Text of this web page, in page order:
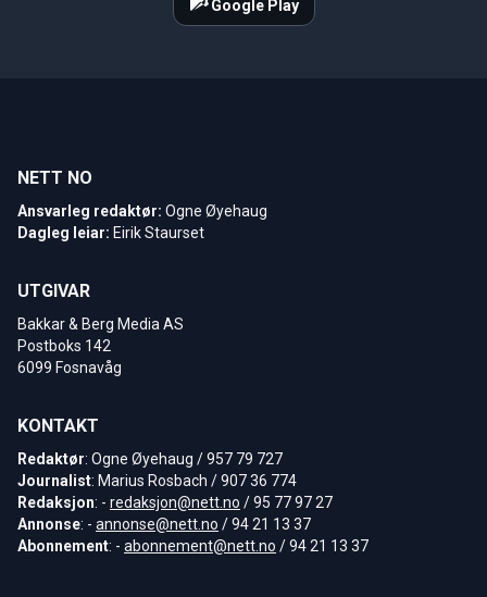
Google Play
NETT NO
Ansvarleg redaktør: Ogne Øyehaug
Dagleg leiar: Eirik Staurset
UTGIVAR
Bakkar & Berg Media AS
Postboks 142
6099 Fosnavåg
KONTAKT
Redaktør: Ogne Øyehaug / 957 79 727
Journalist: Marius Rosbach / 907 36 774
Redaksjon: - redaksjon@nett.no / 95 77 97 27
Annonse: - annonse@nett.no / 94 21 13 37
Abonnement: - abonnement@nett.no / 94 21 13 37